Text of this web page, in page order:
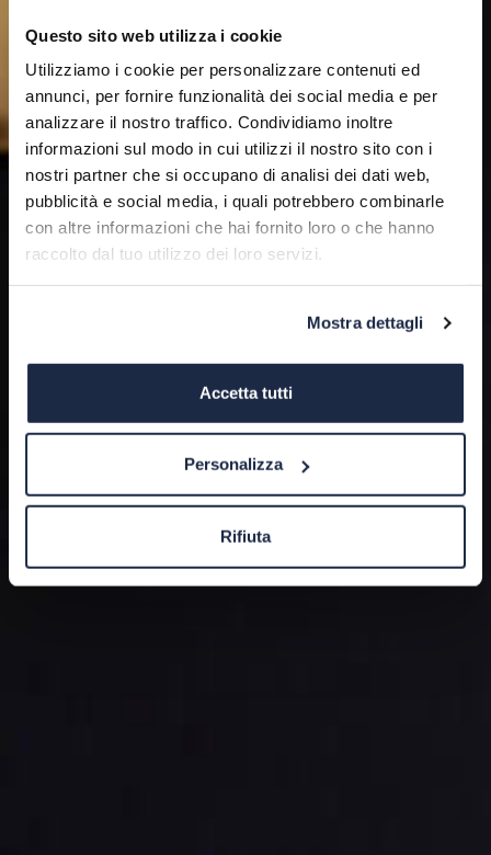
Questo sito web utilizza i cookie
Utilizziamo i cookie per personalizzare contenuti ed
annunci, per fornire funzionalità dei social media e per
analizzare il nostro traffico. Condividiamo inoltre
informazioni sul modo in cui utilizzi il nostro sito con i
nostri partner che si occupano di analisi dei dati web,
pubblicità e social media, i quali potrebbero combinarle
con altre informazioni che hai fornito loro o che hanno
raccolto dal tuo utilizzo dei loro servizi.
Mostra dettagli
Accetta tutti
Personalizza
Rifiuta